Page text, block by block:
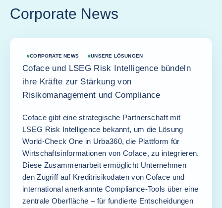
Corporate News
#CORPORATE NEWS #UNSERE LÖSUNGEN
Coface und LSEG Risk Intelligence bündeln
ihre Kräfte zur Stärkung von
Risikomanagement und Compliance
Coface gibt eine strategische Partnerschaft mit
LSEG Risk Intelligence bekannt, um die Lösung
World-Check One in Urba360, die Plattform für
Wirtschaftsinformationen von Coface, zu integrieren.
Diese Zusammenarbeit ermöglicht Unternehmen
den Zugriff auf Kreditrisikodaten von Coface und
international anerkannte Compliance-Tools über eine
zentrale Oberfläche – für fundierte Entscheidungen